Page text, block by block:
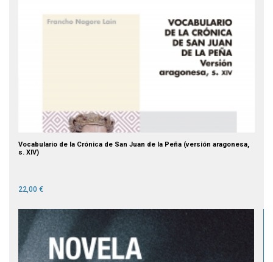
Vocabulario de la Crónica de San Juan de la Peña (versión aragonesa,
s. XIV)
22,00 €